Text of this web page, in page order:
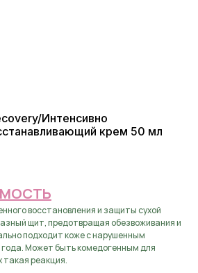
Интенсивно
крем 50 мл
восстановления и защиты сухой
щит, предотвращая обезвоживания и
подходит коже с нарушенным
года. Может быть комедогенным для
такая реакция.